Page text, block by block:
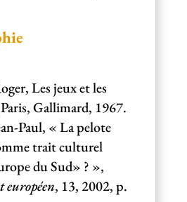
Les jeux et les
Gallimard, 1967.
Paul, « La pelote
trait culturel
du Sud» ? »,
européen, 13, 2002, p.